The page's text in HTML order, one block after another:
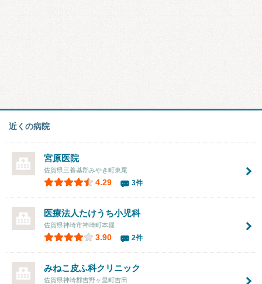
近くの病院
宮原医院
佐賀県三養基郡みやき町東尾
4.29 3件
医療法人たけうち小児科
佐賀県神埼市神埼町本堀
3.90 2件
みねこ皮ふ科クリニック
佐賀県神埼郡吉野ヶ里町吉田